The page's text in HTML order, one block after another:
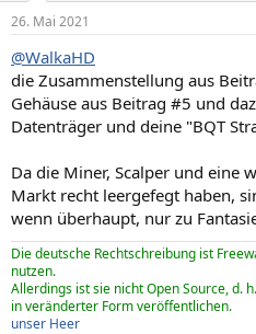
26. Mai 2021
@WalkaHD
die Zusammenstellung aus
Gehäuse aus Beitrag #5 und
Datenträger und deine "BQT
Da die Miner, Scalper und eine
Markt recht leergefegt haben,
wenn überhaupt, nur zu
Die deutsche Rechtschreibung ist
nutzen.
Allerdings ist sie nicht Open Source, d.
in veränderter Form veröffentlichen.
unser Heer